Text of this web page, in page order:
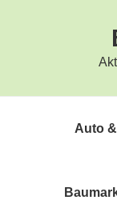
Auto